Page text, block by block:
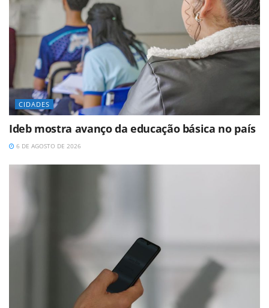
CIDADES
Ideb mostra avanço da educação básica no país
6 DE AGOSTO DE 2026